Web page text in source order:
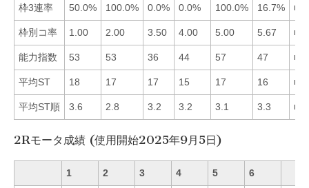
枠3連率 50.0% 100.0% 0.0% 0.0% 100.0% 16.7%
枠別コ率 1.00 2.00 3.50 4.00 5.00 5.67
能力指数 53 53 36 44 57 47
平均ST 18 17 17 15 17 16
平均ST順 3.6 2.8 3.2 3.2 3.1 3.3
2Rモータ成績 (使用開始2025年9月5日)
1 2 3 4 5 6